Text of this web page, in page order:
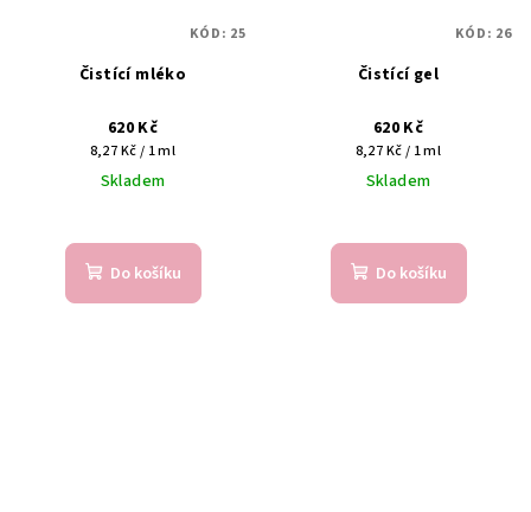
Čistící mléko
620 Kč
Měrná
cena:
8,27 Kč / 1 ml
Skladem
Do košíku
KÓD: 25
Čistící gel
620 Kč
Měrná
cena:
8,27 Kč / 1 ml
Skladem
Do košíku
KÓD: 26